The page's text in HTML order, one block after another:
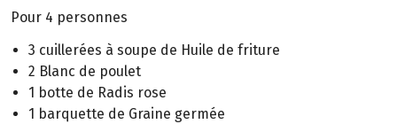
Pour 4 personnes
3 cuillerées à soupe de Huile de friture
2 Blanc de poulet
1 botte de Radis rose
1 barquette de Graine germée